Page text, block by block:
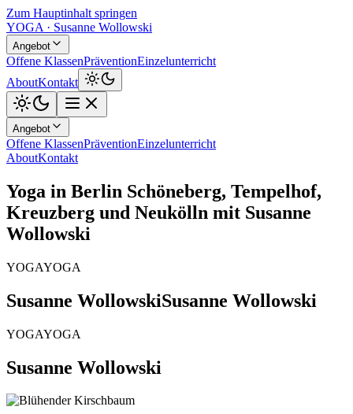
Zum Hauptinhalt springen
YOGA · Susanne Wollowski
Angebot
Offene KlassenPräventionEinzelunterricht
AboutKontakt
Angebot
Offene KlassenPräventionEinzelunterricht
AboutKontakt
Yoga in Berlin Schöneberg, Tempelhof,
Kreuzberg und Neukölln mit Susanne
Wollowski
YOGAYOGA
Susanne WollowskiSusanne Wollowski
YOGAYOGA
Susanne Wollowski